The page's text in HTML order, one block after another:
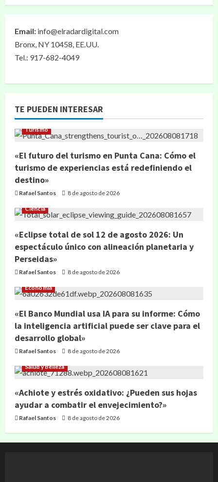
Email: info@elradardigital.com
Bronx, NY 10458, EE.UU.
Tel.: 917-682-4049
TE PUEDEN INTERESAR
Turismo
«El futuro del turismo en Punta Cana: Cómo el
turismo de experiencias está redefiniendo el
destino»
Rafael Santos 8 de agosto de 2026
Ciencia
«Eclipse total de sol 12 de agosto 2026: Un
espectáculo único con alineación planetaria y
Perseidas»
Rafael Santos 8 de agosto de 2026
Economía
«El Banco Mundial usa IA para su informe: Cómo
la inteligencia artificial puede ser clave para el
desarrollo global»
Rafael Santos 8 de agosto de 2026
Salud y Belleza
«Achiote y estrés oxidativo: ¿Pueden sus hojas
ayudar a combatir el envejecimiento?»
Rafael Santos 8 de agosto de 2026